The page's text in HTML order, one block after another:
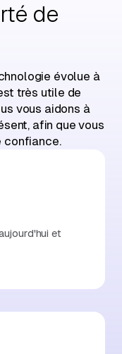
de
évolue à
très utile de
vous aidons à
afin que vous
confiance.
et